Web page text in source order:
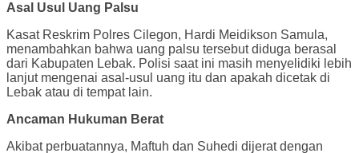
Asal Usul Uang Palsu
Kasat Reskrim Polres Cilegon, Hardi Meidikson Samula,
menambahkan bahwa uang palsu tersebut diduga berasal
dari Kabupaten Lebak. Polisi saat ini masih menyelidiki lebih
lanjut mengenai asal-usul uang itu dan apakah dicetak di
Lebak atau di tempat lain.
Ancaman Hukuman Berat
Akibat perbuatannya, Maftuh dan Suhedi dijerat dengan